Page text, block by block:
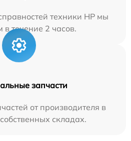
техники HP мы
в течение 2 часов.
запчасти
от производителя в
складах.